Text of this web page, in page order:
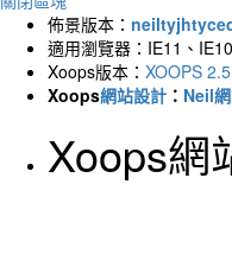
佈景版本：
適用瀏覽器：IE11、
Xoops版本： XOOPS
Xoops網站設計 ： Neil
Xoops網